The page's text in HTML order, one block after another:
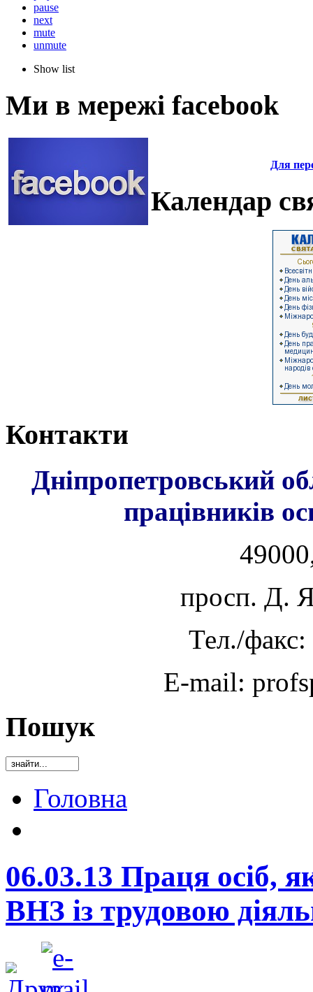
pause
next
mute
unmute
Show list
Ми в мережі facebook
Для
Календар
Контакти
Дніпропетровський
працівників
просп. Д.
Тел./
E-mail:
Пошук
Головна
06.03.13 Праця осіб,
ВНЗ із трудовою